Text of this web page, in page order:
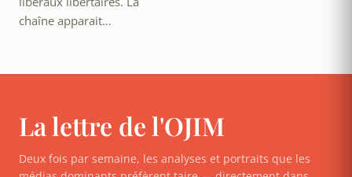
chaîne apparait…
La lettre de l'OJIM
Deux fois par semaine, les analyses et portraits que les